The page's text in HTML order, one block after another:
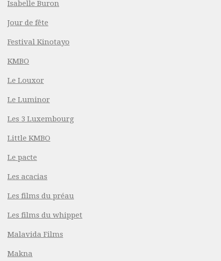
Isabelle Buron
Jour de fête
Festival Kinotayo
KMBO
Le Louxor
Le Luminor
Les 3 Luxembourg
Little KMBO
Le pacte
Les acacias
Les films du préau
Les films du whippet
Malavida Films
Makna